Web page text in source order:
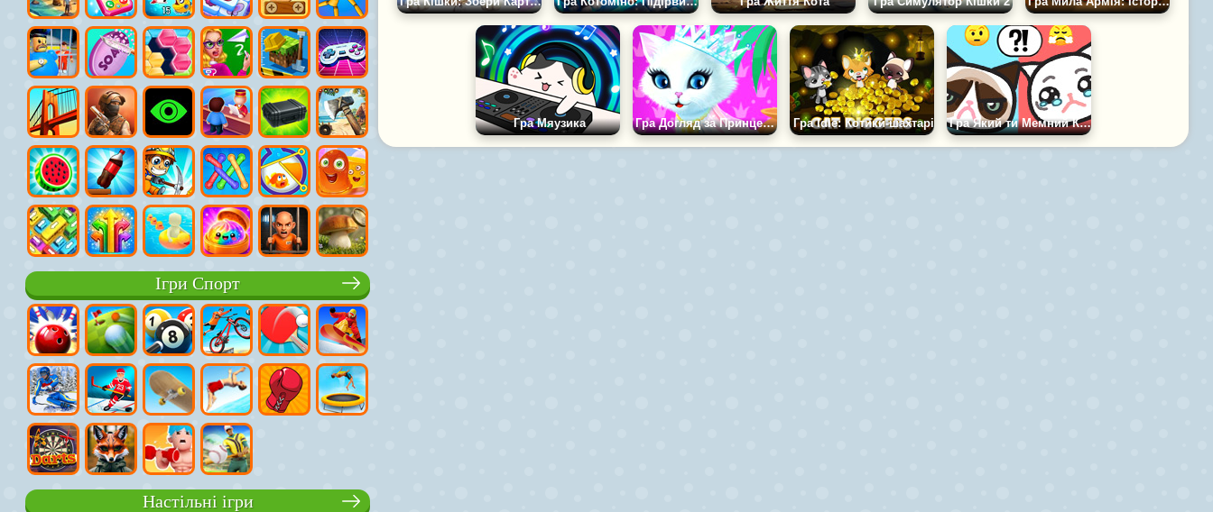
Ігри Спорт
Настільні ігри
Гра Мяузика Гра Догляд за Принцесою Кішкою Гра Idle: Котики-шахтарі Гра Який ти Мемний Кіт?